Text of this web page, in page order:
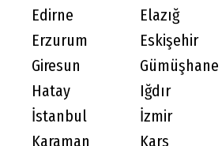
Edirne
Elazığ
Erzurum
Eskişehir
Giresun
Gümüşhane
Hatay
Iğdır
İstanbul
İzmir
Karaman
Kars